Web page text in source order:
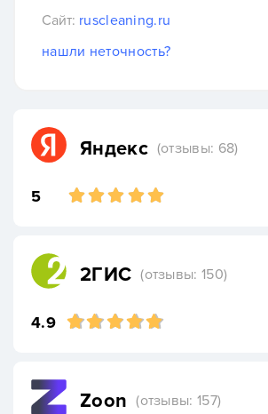
Сайт: ruscleaning.ru
нашли неточность?
Яндекс (отзывы: 68)
5
2ГИС (отзывы: 150)
4.9
Zoon (отзывы: 157)